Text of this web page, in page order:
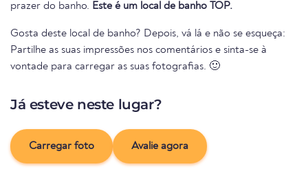
prazer do banho. Este é um local de banho TOP.
Gosta deste local de banho? Depois, vá lá e não se esqueça:
Partilhe as suas impressões nos comentários e sinta-se à
vontade para carregar as suas fotografias. 🙂
Já esteve neste lugar?
Carregar foto Avalie agora